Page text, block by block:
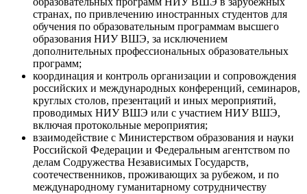
странах, по привлечению иностранных студентов для
обучения по образовательным программам высшего
образования НИУ ВШЭ, за исключением
дополнительных профессиональных образовательных
программ;
координация и контроль организации и сопровождения
российских и международных конференций, семинаров,
круглых столов, презентаций и иных мероприятий,
проводимых НИУ ВШЭ или с участием НИУ ВШЭ,
включая протокольные мероприятия;
взаимодействие с Министерством образования и науки
Российской Федерации и Федеральным агентством по
делам Содружества Независимых Государств,
соотечественников, проживающих за рубежом, и по
международному гуманитарному сотрудничеству